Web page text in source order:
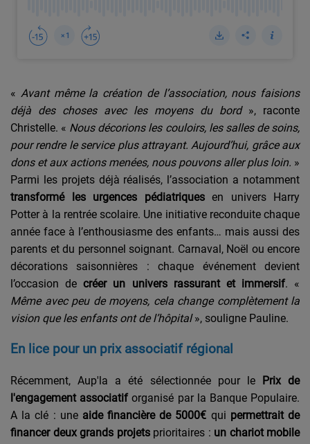
« Avant même la création de l’association, nous faisions
déjà des choses avec les moyens du bord», raconte
Christelle. « Nous décorions les couloirs, les salles de soins,
pour rendre le service plus attrayant. Aujourd’hui, grâce aux
dons et aux actions menées, nous pouvons aller plus loin. »
Parmi les projets déjà réalisés, l’association a notamment
transformé les urgences pédiatriquesen univers Harry
Potter à la rentrée scolaire. Une initiative reconduite chaque
année face à l’enthousiasme des enfants… mais aussi des
parents et du personnel soignant. Carnaval, Noël ou encore
décorations saisonnières : chaque événement devient
l’occasion decréer un univers rassurant et immersif. «
Même avec peu de moyens, cela change complètement la
vision que les enfants ont de l’hôpital», souligne Pauline.
En lice pour un prix associatif régional
Récemment, Aup'la a été sélectionnée pour lePrix de
l'engagement associatif organisé par la Banque Populaire.
A la clé : uneaide financière de 5000€ qui permettrait de
financer deux grands projetsprioritaires : un chariot mobile